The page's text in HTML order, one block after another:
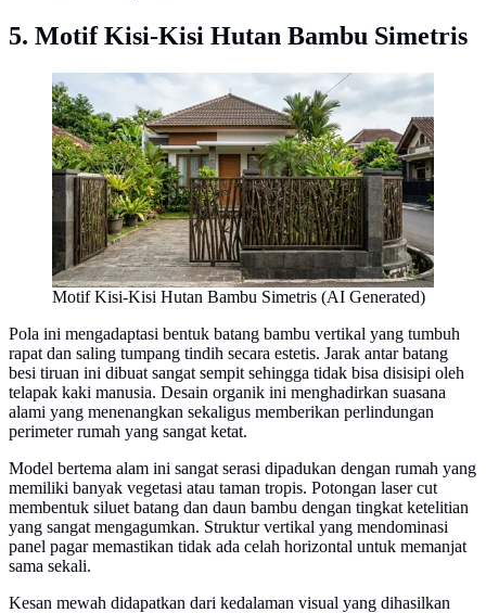
5. Motif Kisi-Kisi Hutan Bambu Simetris
Motif Kisi-Kisi Hutan Bambu Simetris (AI Generated)
Pola ini mengadaptasi bentuk batang bambu vertikal yang tumbuh
rapat dan saling tumpang tindih secara estetis. Jarak antar batang
besi tiruan ini dibuat sangat sempit sehingga tidak bisa disisipi oleh
telapak kaki manusia. Desain organik ini menghadirkan suasana
alami yang menenangkan sekaligus memberikan perlindungan
perimeter rumah yang sangat ketat.
Model bertema alam ini sangat serasi dipadukan dengan rumah yang
memiliki banyak vegetasi atau taman tropis. Potongan laser cut
membentuk siluet batang dan daun bambu dengan tingkat ketelitian
yang sangat mengagumkan. Struktur vertikal yang mendominasi
panel pagar memastikan tidak ada celah horizontal untuk memanjat
sama sekali.
Kesan mewah didapatkan dari kedalaman visual yang dihasilkan